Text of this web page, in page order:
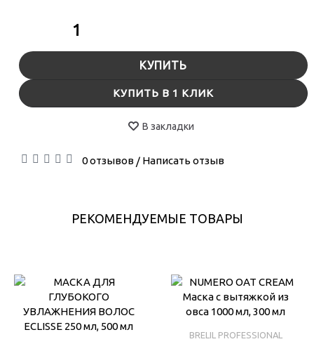
КУПИТЬ
КУПИТЬ В 1 КЛИК
В закладки
0 отзывов/ Написать отзыв
РЕКОМЕНДУЕМЫЕ ТОВАРЫ
BRELIL PROFESSIONAL